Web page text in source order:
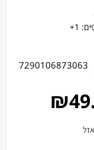
1+
7290106873063
₪